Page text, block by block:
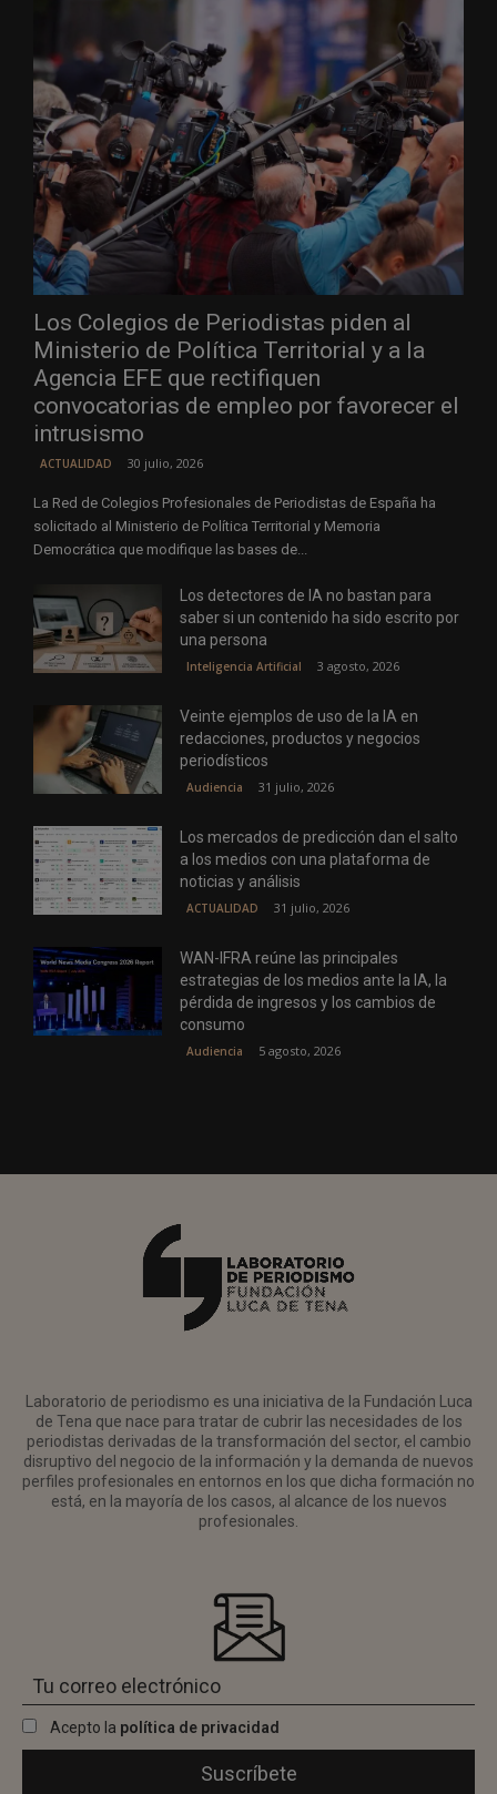
Los Colegios de Periodistas piden al
Ministerio de Política Territorial y a la
Agencia EFE que rectifiquen
convocatorias de empleo por favorecer el
intrusismo
ACTUALIDAD 30 julio, 2026
La Red de Colegios Profesionales de Periodistas de España ha
solicitado al Ministerio de Política Territorial y Memoria
Democrática que modifique las bases de...
Los detectores de IA no bastan para
saber si un contenido ha sido escrito por
una persona
Inteligencia Artificial 3 agosto, 2026
Veinte ejemplos de uso de la IA en
redacciones, productos y negocios
periodísticos
Audiencia 31 julio, 2026
Los mercados de predicción dan el salto
a los medios con una plataforma de
noticias y análisis
ACTUALIDAD 31 julio, 2026
WAN-IFRA reúne las principales
estrategias de los medios ante la IA, la
pérdida de ingresos y los cambios de
consumo
Audiencia 5 agosto, 2026
Laboratorio de periodismo es una iniciativa de la Fundación Luca
de Tena que nace para tratar de cubrir las necesidades de los
periodistas derivadas de la transformación del sector, el cambio
disruptivo del negocio de la información y la demanda de nuevos
perfiles profesionales en entornos en los que dicha formación no
está, en la mayoría de los casos, al alcance de los nuevos
profesionales.
Acepto la política de privacidad